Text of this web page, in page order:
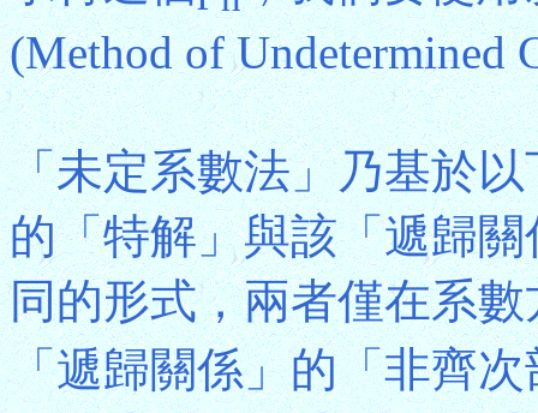
(Method of Undetermined
「未定系數法」乃基於
的「特解」與該「遞歸
同的形式，兩者僅在系
「遞歸關係」的「非齊